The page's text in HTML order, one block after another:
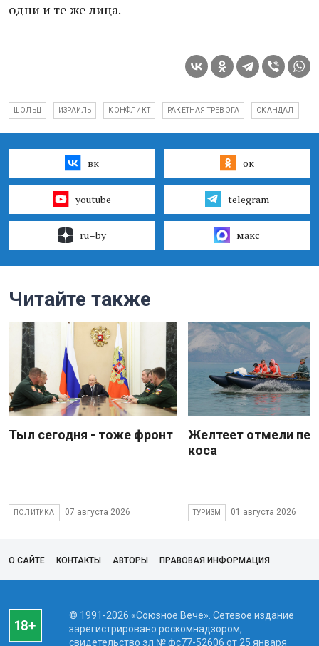
одни и те же лица.
ШОЛЬЦ ИЗРАИЛЬ КОНФЛИКТ РАКЕТНАЯ ТРЕВОГА СКАНДАЛ
вк ок
youtube telegram
ru–by макс
Читайте также
Тыл сегодня - тоже фронт
ПОЛИТИКА 07 августа 2026
Желтеет отмели
коса
ТУРИЗМ 01 августа 2026
О САЙТЕ КОНТАКТЫ АВТОРЫ ПРАВОВАЯ ИНФОРМАЦИЯ
© 1991-2026 «Союзное Вече». Сетевое издание
зарегистрировано роскомнадзором,
свидетельство эл № фc77-52606 от 25 января